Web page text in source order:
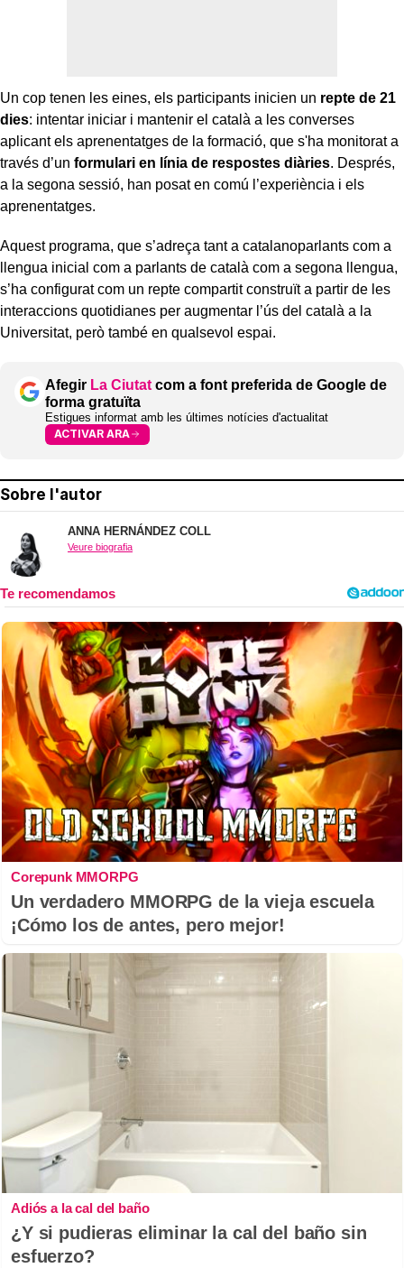
Un cop tenen les eines, els participants inicien un repte de 21
dies: intentar iniciar i mantenir el català a les converses
aplicant els aprenentatges de la formació, que s'ha monitorat a
través d’un formulari en línia de respostes diàries. Després,
a la segona sessió, han posat en comú l’experiència i els
aprenentatges.
Aquest programa, que s’adreça tant a catalanoparlants com a
llengua inicial com a parlants de català com a segona llengua,
s’ha configurat com un repte compartit construït a partir de les
interaccions quotidianes per augmentar l’ús del català a la
Universitat, però també en qualsevol espai.
Afegir La Ciutat com a font preferida de Google de
forma gratuïta
Estigues informat amb les últimes notícies d'actualitat
ACTIVAR ARA
Sobre l'autor
ANNA HERNÁNDEZ COLL
Veure biografia
Corepunk MMORPG
Un verdadero MMORPG de la vieja escuela
¡Cómo los de antes, pero mejor!
Adiós a la cal del baño
¿Y si pudieras eliminar la cal del baño sin
esfuerzo?